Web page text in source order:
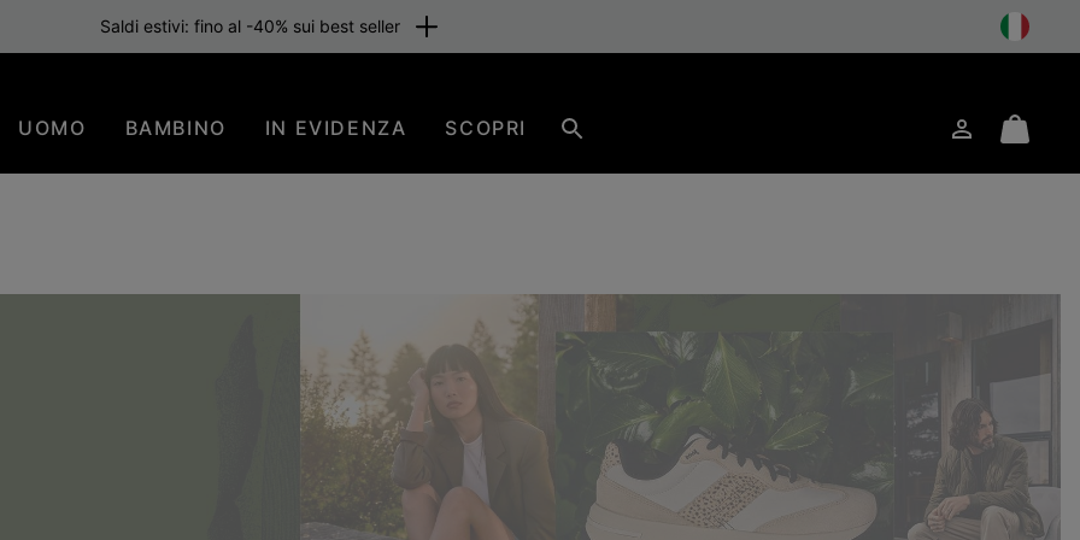
gratuita per i membri o per importi superiori a 80 €. Iscriviti subito
UOMO BAMBINO IN EVIDENZA SCOPRI AccessoMini